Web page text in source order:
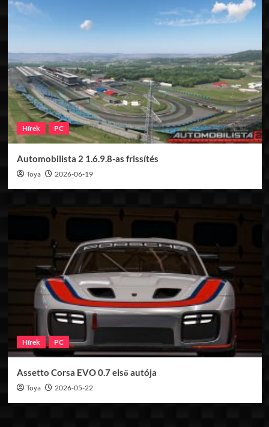
Hírek PC
Automobilista 2 1.6.9.8-as frissítés
Toya 2026-06-19
Hírek PC
Assetto Corsa EVO 0.7 első autója
Toya 2026-05-22